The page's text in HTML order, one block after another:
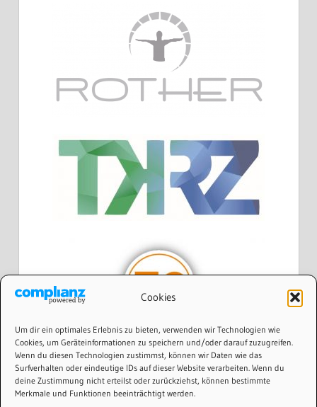
Cookies
Um dir ein optimales Erlebnis zu bieten, verwenden wir Technologien wie
Cookies, um Geräteinformationen zu speichern und/oder darauf zuzugreifen.
Wenn du diesen Technologien zustimmst, können wir Daten wie das
Surfverhalten oder eindeutige IDs auf dieser Website verarbeiten. Wenn du
deine Zustimmung nicht erteilst oder zurückziehst, können bestimmte
Merkmale und Funktionen beeinträchtigt werden.